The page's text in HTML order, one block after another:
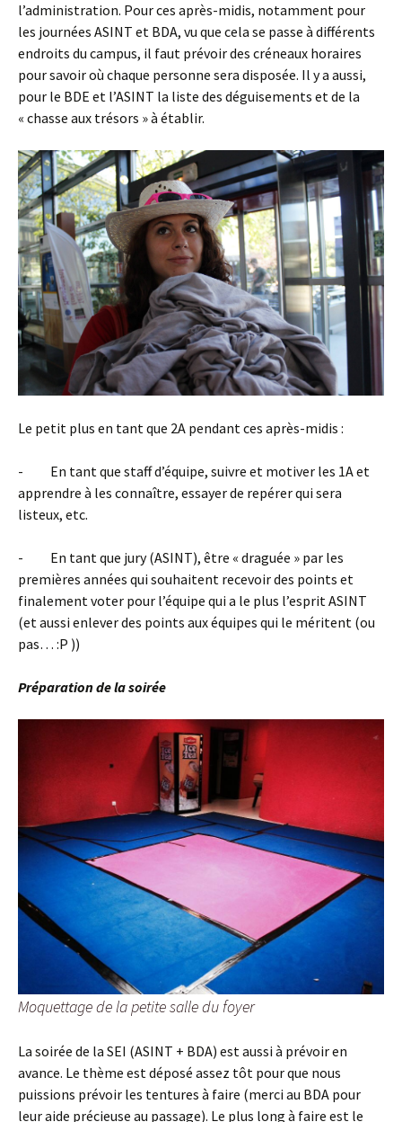
l’administration. Pour ces après-midis, notamment pour
les journées ASINT et BDA, vu que cela se passe à différents
endroits du campus, il faut prévoir des créneaux horaires
pour savoir où chaque personne sera disposée. Il y a aussi,
pour le BDE et l’ASINT la liste des déguisements et de la
« chasse aux trésors » à établir.
Le petit plus en tant que 2A pendant ces après-midis :
- En tant que staff d’équipe, suivre et motiver les 1A et
apprendre à les connaître, essayer de repérer qui sera
listeux, etc.
- En tant que jury (ASINT), être « draguée » par les
premières années qui souhaitent recevoir des points et
finalement voter pour l’équipe qui a le plus l’esprit ASINT
(et aussi enlever des points aux équipes qui le méritent (ou
pas… :P ))
Préparation de la soirée
Moquettage de la petite salle du foyer
La soirée de la SEI (ASINT + BDA) est aussi à prévoir en
avance. Le thème est déposé assez tôt pour que nous
puissions prévoir les tentures à faire (merci au BDA pour
leur aide précieuse au passage). Le plus long à faire est le